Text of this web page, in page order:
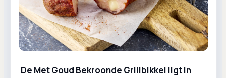
De Met Goud Bekroonde Grillbikkel ligt in